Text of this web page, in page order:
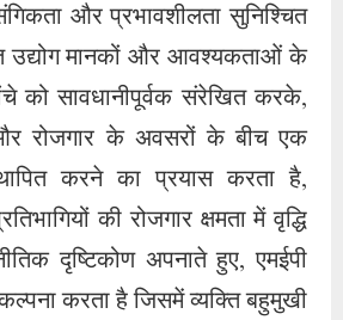
और प्रभावशीलता सुनिश्चित
उद्योग मानकों और आवश्यकताओं के
को सावधानीपूर्वक संरेखित करके,
और रोजगार के अवसरों के बीच एक
करने का प्रयास करता है,
की रोजगार क्षमता में वृद्धि
दृष्टिकोण अपनाते हुए, एमईपी
करता है जिसमें व्यक्ति बहुमुखी